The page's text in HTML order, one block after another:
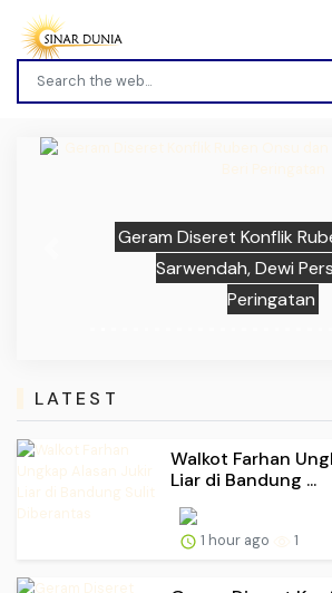
Geram Diseret Konflik
Sarwendah, Dewi
Peringatan
LATEST
Walkot Farhan
Liar di Bandung ...
1 hour ago 1